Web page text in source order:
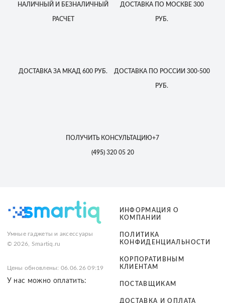
НАЛИЧНЫЙ И БЕЗНАЛИЧНЫЙ
РАСЧЕТ
ДОСТАВКАПО МОСКВЕ 300
РУБ.
ДОСТАВКА ЗА МКАД 600 РУБ. ДОСТАВКАПО РОССИИ 300-500
РУБ.
ПОЛУЧИТЬ КОНСУЛЬТАЦИЮ+7
(495)320 05 20
Умные гаджеты и аксессуары
© 2026, Smartiq.ru
Цены обновлены: 06.06.26 09:19
У нас можно оплатить:
ИНФОРМАЦИЯ О
КОМПАНИИ
ПОЛИТИКА
КОНФИДЕНЦИАЛЬНОСТИ
КОРПОРАТИВНЫМ
КЛИЕНТАМ
ПОСТАВЩИКАМ
ДОСТАВКА И ОПЛАТА